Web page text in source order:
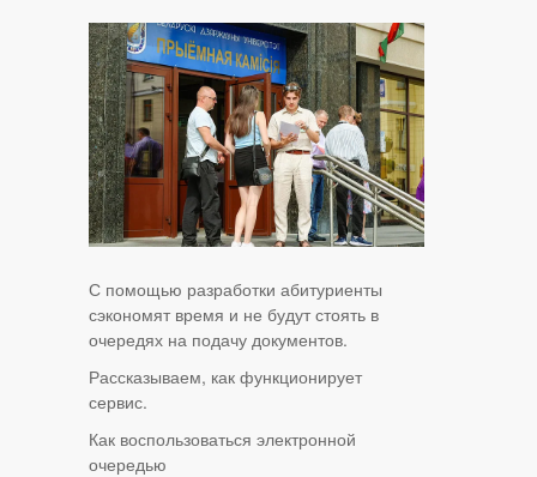
С помощью разработки абитуриенты
сэкономят время и не будут стоять в
очередях на подачу документов.
Рассказываем, как функционирует
сервис.
Как воспользоваться электронной
очередью